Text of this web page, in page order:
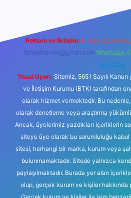
Reklam ve İletişim: E-mail:
forumhizmeti@gmail.com Whatsapp:
@karabul
Yasal Uyarı: Sitemiz, 5651 Sayılı
ve İletişim Kurumu (BTK) tarafından
olarak hizmet vermektedir. Bu
olarak denetleme veya araştırma
Ancak, üyelerimiz yazdıkları içeriklerin
siteye üye olarak bu sorumluluğu kabul
sitesi, herhangi bir marka, kurum veya
bulunmamaktadır. Sitede yalnızca
paylaşılmaktadır. Burada yer alan
olup, gerçek kurum ve kişiler hakkında